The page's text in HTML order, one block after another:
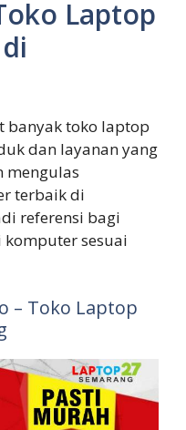
Laptop
banyak toko laptop
dan layanan yang
mengulas
terbaik di
referensi bagi
komputer sesuai
– Toko Laptop